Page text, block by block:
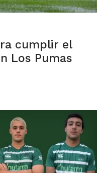
cumplir el
Los Pumas